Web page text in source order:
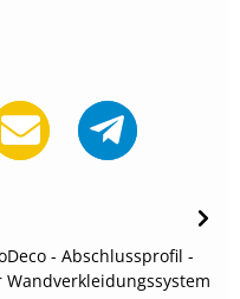
- Abschlussprofil -